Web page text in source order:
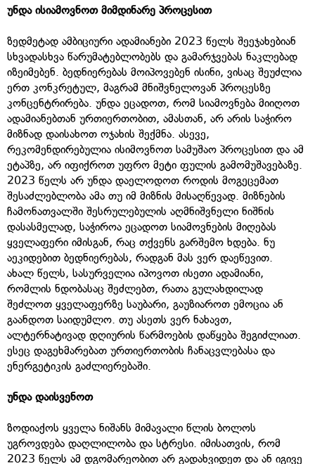
უნდა ისიამოვნოთ მიმდინარე პროცესით
ზედმეტად ამბიციური ადამიანები 2023 წელს შეეჯახებიან
სხვადასხვა წარუმატებლობებს და გამარჯვებას ნაკლებად
იზეიმებენ. ბედნიერებას მოიპოვებენ ისინი, ვისაც შეუძლია
ერთ კონკრეტულ, მაგრამ მნიშვნელოვან პროცესზე
კონცენტრირება. უნდა ეცადოთ, რომ სიამოვნება მიიღოთ
ადამიანებთან ურთიერთობით, ამასთან, არ არის საჭირო
მიზნად დაისახოთ ოჯახის შექმნა. ასევე,
რეკომენდირებულია ისიმოვნოთ სამუშაო პროცესით და ამ
ეტაპზე, არ იფიქროთ უფრო მეტი ფულის გამომუშავებაზე.
2023 წელს არ უნდა დაელოდოთ როდის მოგეცემათ
შესაძლებლობა ამა თუ იმ მიზნის მისაღწევად. მიზნების
ჩამონათვალში შესრულებულის აღმნიშვნელი ნიშნის
დასასმელად, საჭიროა ეცადოთ სიამოვნების მიღებას
ყველაფერი იმისგან, რაც თქვენს გარშემო ხდება. ნუ
აეკიდებით ბედნიერებას, რადგან მას ვერ დაეწევით.
ახალ წელს, სასურველია იპოვოთ ისეთი ადამიანი,
რომლის ნდობასაც შეძლებთ, რათა გულახდილად
შეძლოთ ყველაფერზე საუბარი, გაუზიაროთ ემოცია ან
გაანდოთ საიდუმლო. თუ ასეთს ვერ ნახავთ,
ალტერნატივად დღიურის წარმოების დაწყება შეგიძლიათ.
ესეც დაგეხმარებათ ურთიერთობის ჩანაცვლებასა და
ენერგეტიკის გაძლიერებაში.
უნდა დაისვენოთ
ზოდიაქოს ყველა ნიშანს მიმავალი წლის ბოლოს
უგროვდება დაღლილობა და სტრესი. იმისათვის, რომ
2023 წელს ამ დგომარეობით არ გადახვიდეთ და ან იგივე